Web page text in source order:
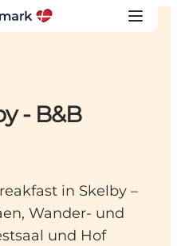
- B&B
in Skelby –
Wander- und
und Hof